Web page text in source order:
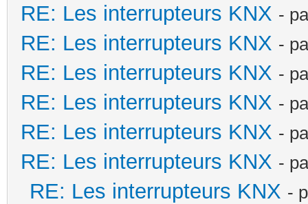
RE: Les interrupteurs KNX -
RE: Les interrupteurs KNX -
RE: Les interrupteurs KNX -
RE: Les interrupteurs KNX -
RE: Les interrupteurs KNX -
RE: Les interrupteurs KNX -
RE: Les interrupteurs KNX -